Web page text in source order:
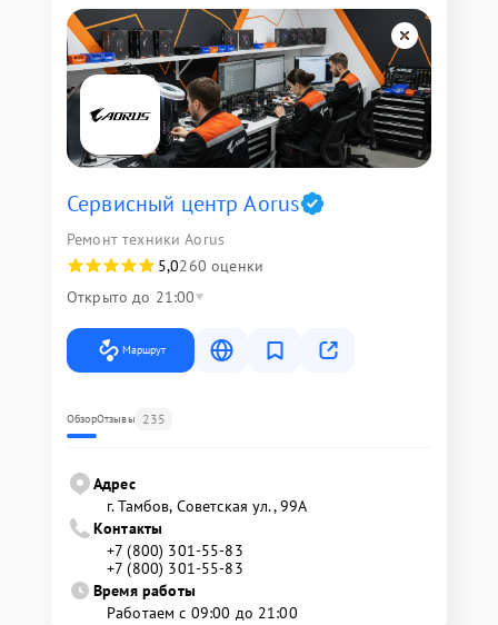
Сервисный центр Aorus
Ремонт техники Aorus
5,0260 оценки
Открыто до 21:00
Маршрут
ОбзорОтзывы 235
Адрес
г. Тамбов, Советская ул., 99А
Контакты
+7 (800) 301-55-83
+7 (800) 301-55-83
Время работы
Работаем с 09:00 до 21:00